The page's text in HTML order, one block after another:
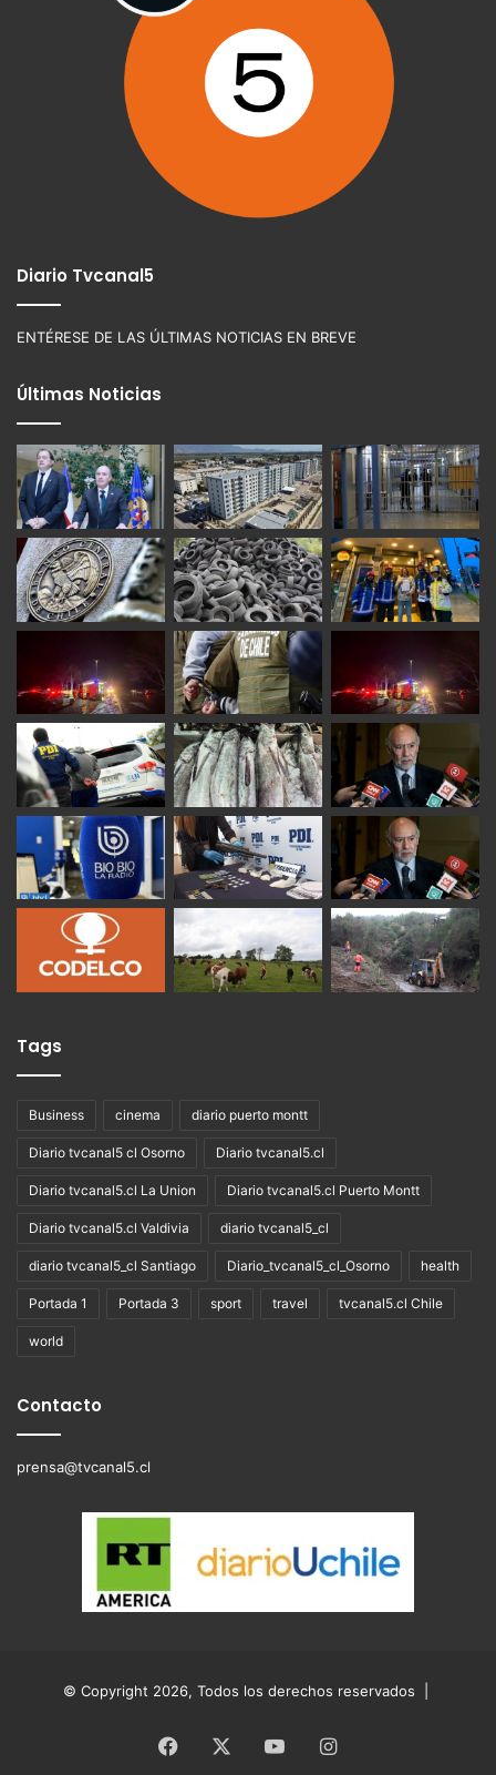
Diario Tvcanal5
ENTÉRESE DE LAS ÚLTIMAS NOTICIAS EN BREVE
Últimas Noticias
Tags
Business cinema diario puerto montt
Diario tvcanal5 cl Osorno Diario tvcanal5.cl
Diario tvcanal5.cl La Union Diario tvcanal5.cl Puerto Montt
Diario tvcanal5.cl Valdivia diario tvcanal5_cl
diario tvcanal5_cl Santiago Diario_tvcanal5_cl_Osorno health
Portada 1 Portada 3 sport travel tvcanal5.cl Chile
world
Contacto
prensa@tvcanal5.cl
© Copyright 2026, Todos los derechos reservados |
Facebook YouTubeInstagram